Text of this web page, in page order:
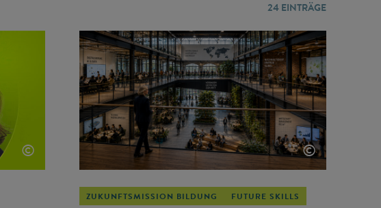
24 EINTRÄGE
© ©
ZUKUNFTSMISSION BILDUNG FUTURE SKILLS